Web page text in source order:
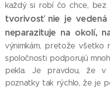
každý si robí čo chce, bez
tvorivosť nie je
neparazituje na okolí,
výnimkám, pretože všetko
spoločnosti podporujú
pekla. Je pravdou, že v
poznatky tak rýchlo, že je